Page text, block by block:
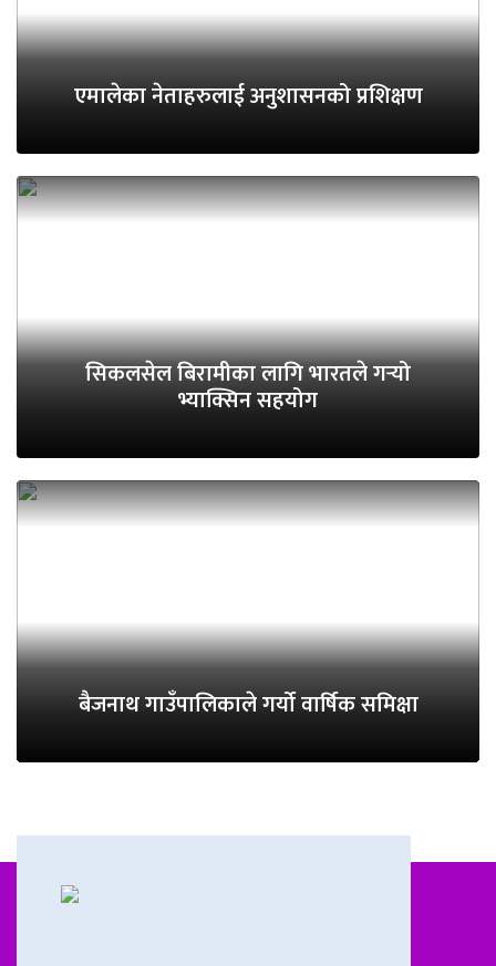
एमालेका नेताहरुलाई अनुशासनको प्रशिक्षण
सिकलसेल बिरामीका लागि भारतले गर्‍यो
भ्याक्सिन सहयोग
बैजनाथ गाउँपालिकाले गर्यो वार्षिक समिक्षा